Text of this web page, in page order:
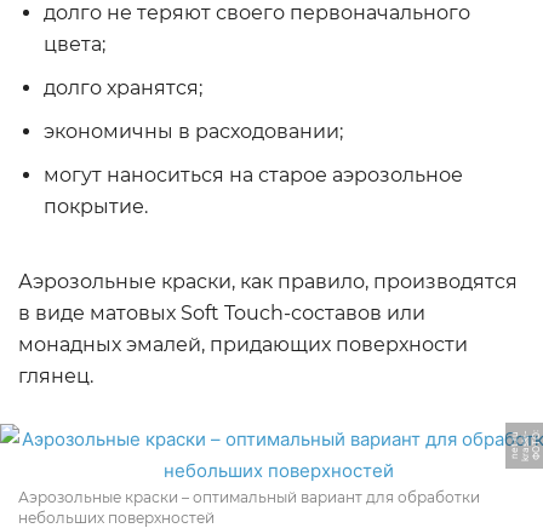
долго не теряют своего первоначального
цвета;
долго хранятся;
экономичны в расходовании;
могут наноситься на старое аэрозольное
покрытие.
Аэрозольные краски, как правило, производятся
в виде матовых Soft Touch-составов или
монадных эмалей, придающих поверхности
глянец.
Ф
О
Т
О:
k
r
a
s
ki
-
n
e
t.
r
u
Аэрозольные краски – оптимальный вариант для обработки
небольших поверхностей